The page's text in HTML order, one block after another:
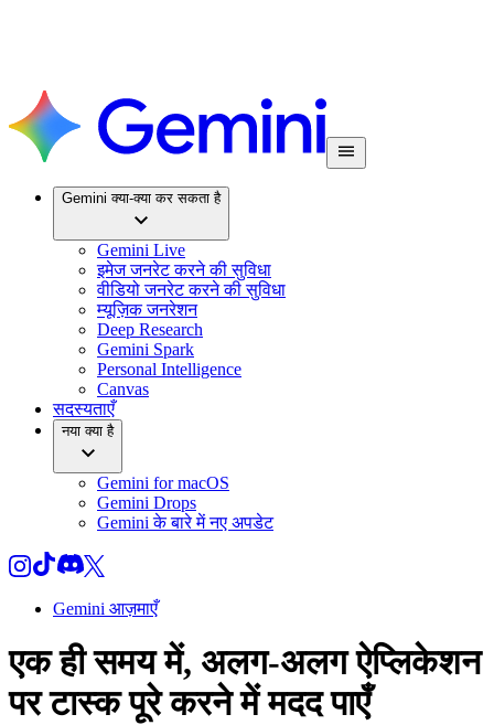
Gemini क्या-क्या कर सकता है
Gemini Live
इमेज जनरेट करने की सुविधा
वीडियो जनरेट करने की सुविधा
म्यूज़िक जनरेशन
Deep Research
Gemini Spark
Personal Intelligence
Canvas
सदस्यताएँ
नया क्या है
Gemini for macOS
Gemini Drops
Gemini के बारे में नए अपडेट
Gemini आज़माएँ
एक ही समय में, अलग-अलग ऐप्लिकेशन
पर टास्क पूरे करने में मदद पाएँ